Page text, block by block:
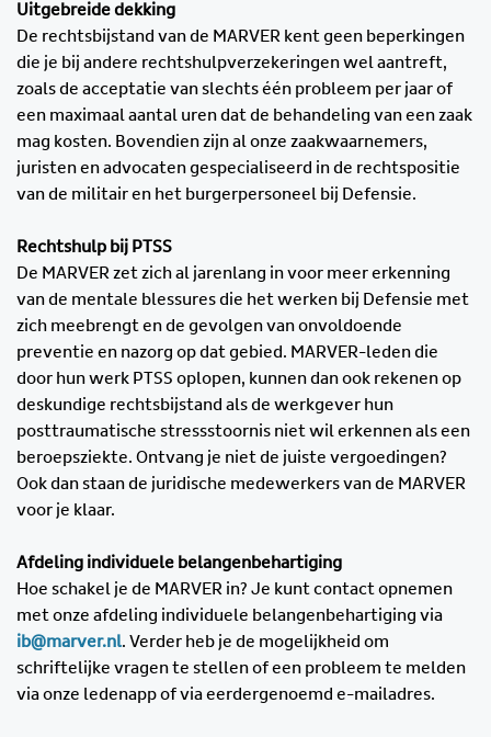
Uitgebreide dekking
De rechtsbijstand van de MARVER kent geen beperkingen
die je bij andere rechtshulpverzekeringen wel aantreft,
zoals de acceptatie van slechts één probleem per jaar of
een maximaal aantal uren dat de behandeling van een zaak
mag kosten. Bovendien zijn al onze zaakwaarnemers,
juristen en advocaten gespecialiseerd in de rechtspositie
van de militair en het burgerpersoneel bij Defensie.
Rechtshulp bij PTSS
De MARVER zet zich al jarenlang in voor meer erkenning
van de mentale blessures die het werken bij Defensie met
zich meebrengt en de gevolgen van onvoldoende
preventie en nazorg op dat gebied. MARVER-leden die
door hun werk PTSS oplopen, kunnen dan ook rekenen op
deskundige rechtsbijstand als de werkgever hun
posttraumatische stressstoornis niet wil erkennen als een
beroepsziekte. Ontvang je niet de juiste vergoedingen?
Ook dan staan de juridische medewerkers van de MARVER
voor je klaar.
Afdeling individuele belangenbehartiging
Hoe schakel je de MARVER in? Je kunt contact opnemen
met onze afdeling individuele belangenbehartiging via
ib@marver.nl. Verder heb je de mogelijkheid om
schriftelijke vragen te stellen of een probleem te melden
via onze ledenapp of via eerdergenoemd e-mailadres.